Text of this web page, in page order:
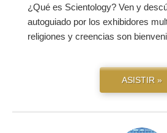
¿Qué es Scientology? Ven y
autoguiado por los exhibidores
religiones y creencias son
ASISTIR »